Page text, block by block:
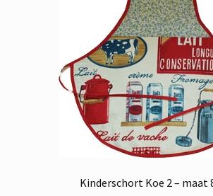
Kinderschort Koe 2 – maat